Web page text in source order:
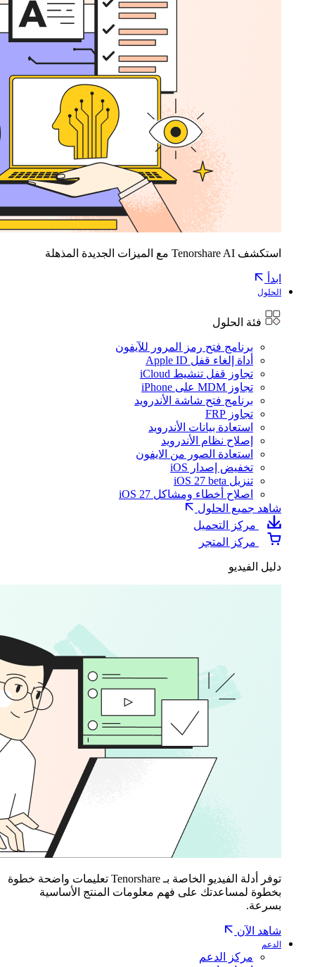
استكشف Tenorshare AI مع الميزات الجديدة المذهلة
ابدأ
الحلول
فئة الحلول
برنامج فتح رمز المرور للآيفون
أداة إلغاء قفل Apple ID
تجاوز قفل تنشيط iCloud
تجاوز MDM على iPhone
برنامج فتح شاشة الأندرويد
تجاوز FRP
استعادة بيانات الأندرويد
إصلاح نظام الأندرويد
استعادة الصور من الايفون
تخفيض إصدار iOS
تنزيل iOS 27 beta
اصلاح أخطاء ومشاكل iOS 27
شاهد جميع الحلول
مركز التحميل
مركز المتجر
دليل الفيديو
توفر أدلة الفيديو الخاصة بـ Tenorshare تعليمات واضحة خطوة
بخطوة لمساعدتك على فهم معلومات المنتج الأساسية
بسرعة.
شاهد الآن
الدعم
مركز الدعم